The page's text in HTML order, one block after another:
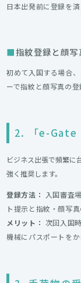
日本出発前に登録を済
指紋登録と顔写
初めて入国する場合
ーで指紋と顔写真の登
2. 「e-Gate
ビジネス出張で頻繁に
強く推奨します。
登録方法：
入国審査
ト提示と指紋・顔写
メリット： 次回入国
機械にパスポートを